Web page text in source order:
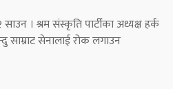
। श्रम संस्कृति पार्टीका अध्यक्ष हर्क
साम्राट सेनालाई रोक लगाउन